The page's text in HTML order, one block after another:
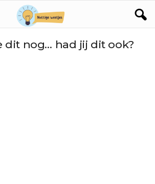
dit nog… had jij dit ook?